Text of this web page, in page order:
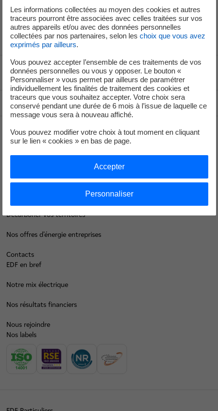
l’accompagnement de projets de transformation majeurs de l’entreprise.
»
Voir le fil d'ariane
Haut de page
Groupe
Faire des économies d’énergie
Décarboner vos territoires
Nos offres d’énergie entreprises
Contacts
EDF en bref
Notre mix électrique
Nos résultats financiers
Nous rejoindre
Nos labels
Les informations collectées au moyen des cookies et autres
traceurs pourront être associées avec celles traitées sur vos
autres appareils et/ou avec des données personnelles
collectées par nos partenaires, selon les choix que vous avez
exprimés par ailleurs.
Vous pouvez accepter l’ensemble de ces traitements de vos
données personnelles ou vous y opposer. Le bouton «
Personnaliser » vous permet par ailleurs de paramétrer
individuellement les finalités de traitement des cookies et
traceurs que vous souhaitez accepter. Votre choix sera
conservé pendant une durée de 6 mois à l’issue de laquelle ce
message vous sera à nouveau affiché.
Vous pouvez modifier votre choix à tout moment en cliquant
sur le lien « cookies » en bas de page.
Personnaliser
Accepter